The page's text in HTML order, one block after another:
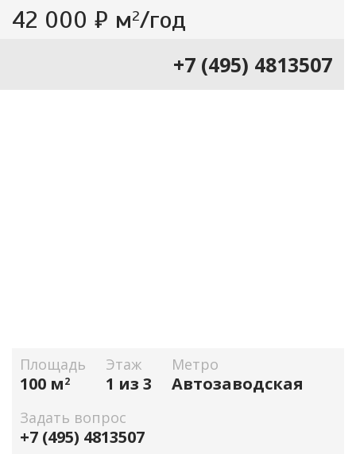
42 000 ₽ м2/год
+7 (495) 4813507
Площадь
100 м2
Этаж
1 из 3
Метро
Автозаводская
Задать вопрос
+7 (495) 4813507